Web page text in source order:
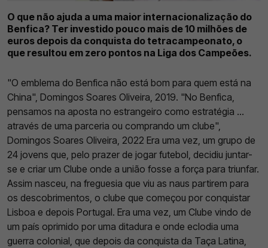
O que não ajuda a uma maior internacionalização do
Benfica? Ter investido pouco mais de 10 milhões de
euros depois da conquista do tetracampeonato, o
que resultou em zero pontos na Liga dos Campeões.
"O emblema do Benfica não está bom para quem está na
China", Domingos Soares Oliveira, 2019. "No Benfica,
pensamos na aposta no estrangeiro como estratégia …
através de uma parceria ou comprando um clube",
Domingos Soares Oliveira, 2022 Era uma vez, um grupo de
24 jovens que, pelo prazer de jogar futebol, decidiu juntar-
se e criar um Clube onde a união fosse a força para triunfar.
Assim nasceu, na freguesia que viu as naus partirem para
os descobrimentos, o clube que começou por conquistar
Lisboa e depois Portugal. Era uma vez, um Clube vindo de
um país oprimido por uma ditadura e onde eclodia uma
guerra colonial, que depois da conquista da Taça Latina,